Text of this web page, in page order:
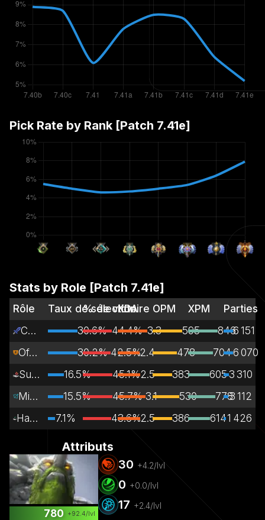
Pick Rate by Rank [Patch 7.41e]
Stats by Role [Patch 7.41e]
Rôle Taux de sélection
% de victoire
KDA OPM XPM
Parties
Carry
30.6% 44.4% 3.3 595 8466 151
Off Lane
30.2% 42.5%2.4 478 7046 070
Support
16.5% 45.1%2.5 383 6053 310
Mid Lane
15.5% 45.7% 3.1 530 7783 112
Hard Support
7.1% 43.6%2.5 386 6141 426
Attributs
780 +92.4/lvl
30 +4.2/lvl
0 +0.0/lvl
17 +2.4/lvl